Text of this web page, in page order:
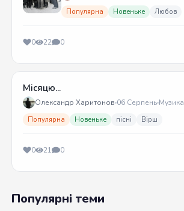
Популярна Новеньке Любов
0 22 0
Місяцю...
Олександр Харитонов 06 Серпень Музика
Популярна Новеньке пісні Вірш
0 21 0
Популярні теми